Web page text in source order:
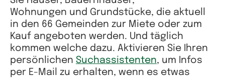
Wohnungen und Grundstücke, die aktuell
in den 66 Gemeinden zur Miete oder zum
Kauf angeboten werden. Und täglich
kommen welche dazu. Aktivieren Sie Ihren
persönlichen Suchassistenten, um Infos
per E-Mail zu erhalten, wenn es etwas